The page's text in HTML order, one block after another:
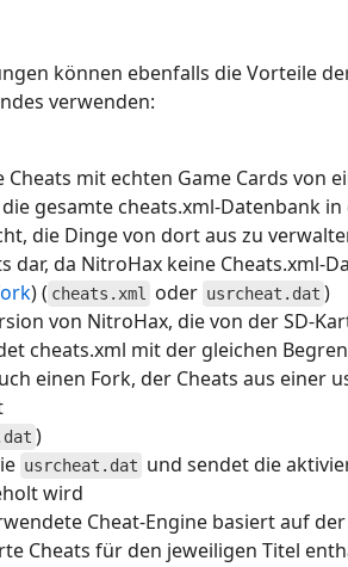
können ebenfalls die Vorteile
verwenden:
mit echten Game Cards von
gesamte cheats.xml-Datenbank
die Dinge von dort aus zu
dar, da NitroHax keine Cheats.xml-
) ( cheats.xml oder usrcheat.dat )
von NitroHax, die von der SD-
cheats.xml mit der gleichen
einen Fork, der Cheats aus einer
)
usrcheat.dat und sendet die
wird
Cheat-Engine basiert auf
Cheats für den jeweiligen Titel